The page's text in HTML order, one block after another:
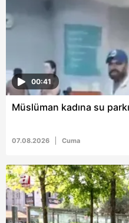
00:41
Müslüman kadına su
07.08.2026 Cuma